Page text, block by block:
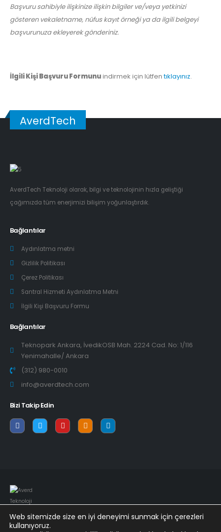
Başvuru sahibiyle ilişkinize ilişkin bilgiler ve/veya yetkinizi
gösteren vekaletname, nüfus kayıt örneği ya da ilgili belgeyi
başvurunuza ekleyerek gönderiniz.
İlgili Kişi Başvuru Formunuindirmek için lütfentıklayınız.
AverdTech
AverdTech Teknoloji olarak, bilgi ve teknolojinin hızla geliştiği
çağımızda tüm enerjimizi bilişim yoğunlaştırdık.
Bağlantılar
Aydınlatma metni
Gizlilik Politikası
Çerez Politikası
Santral Hizmeti Aydınlatma Metni
İlgili Kişi Başvuru Formu
Bağlantılar
Teknopark Ankara, İvedikOSB Mah. 2224 Cad. No: 1/116
Yenimahalle/ Ankara
(312) 980-0010
info@averdtech.com
Bizi Takip Edin
© Copyright 2022. All Rights Reserved.
Web sitemizde size en iyi deneyimi sunmak için çerezleri
kullanıyoruz.